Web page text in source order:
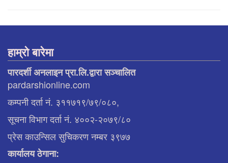
हाम्रो बारेमा
पारदर्शी अनलाइन प्रा.लि.द्वारा सञ्चालित
pardarshionline.com
कम्पनी दर्ता नं. ३११७१९/७९/०८०,
सूचना विभाग दर्ता नं. ४००२-२०७९/८०
प्रेस काउन्सिल सुचिकरण नम्बर ३९७७
कार्यालय ठेगाना: